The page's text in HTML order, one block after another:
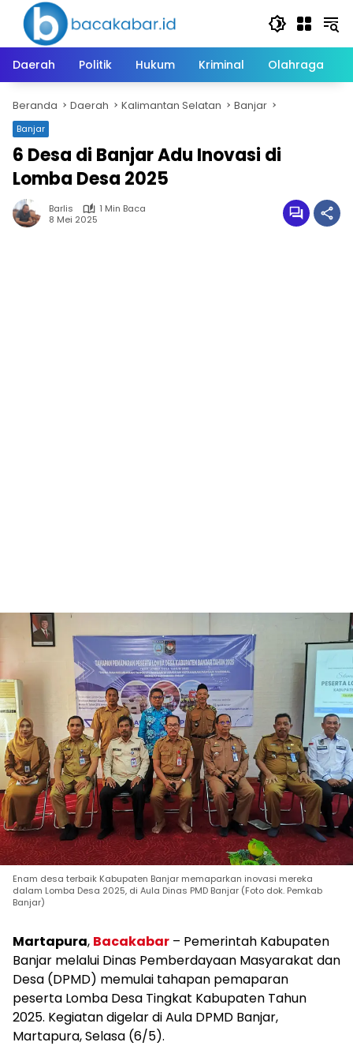
Langsung
konten
Daerah
Politik Hukum Kriminal Olahraga
Beranda Daerah Kalimantan Selatan Banjar
Banjar
6 Desa di Banjar Adu Inovasi di
Lomba Desa 2025
Barlis
1 Min Baca
8 Mei 2025
Enam desa terbaik Kabupaten Banjar memaparkan inovasi mereka
dalam Lomba Desa 2025, di Aula Dinas PMD Banjar (Foto dok. Pemkab
Banjar)
Martapura, Bacakabar – Pemerintah Kabupaten
Banjar melalui Dinas Pemberdayaan Masyarakat dan
Desa (DPMD) memulai tahapan pemaparan
peserta Lomba Desa Tingkat Kabupaten Tahun
2025. Kegiatan digelar di Aula DPMD Banjar,
Martapura, Selasa (6/5).